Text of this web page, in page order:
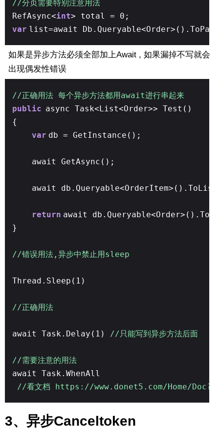
//分页需要特别注意用法
RefAsync<int> total = 0;
var list=await
如果是异步方法必须全部加上Await , 如果漏掉不写就会
出现偶发性错误
//正确用法 每个异步方法都用await进行串起来
public async Task<List<Order>> Test()
{
var db = GetInstance();
await GetAsync();
await
return await
}
//错误用法,异步中禁止用sleep
Thread.Sleep(1)
//正确用法
await Task.Delay(1) //只能写到异步方法后面
//需要注意的用法
await Task.WhenAll
//看文档 https://www.donet5.com/Home/
3、异步Canceltoken